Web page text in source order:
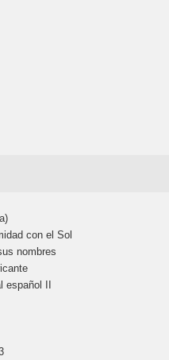
con el Sol
nombres
II